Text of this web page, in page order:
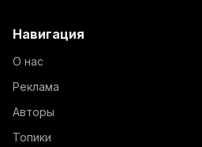
Навигация
О нас
Реклама
Авторы
Топики